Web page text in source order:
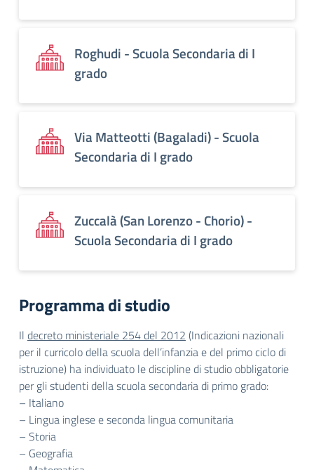
Roghudi - Scuola Secondaria di I
grado
Via Matteotti (Bagaladi) - Scuola
Secondaria di I grado
Zuccalà (San Lorenzo - Chorio) -
Scuola Secondaria di I grado
Programma di studio
Il decreto ministeriale 254 del 2012 (Indicazioni nazionali
per il curricolo della scuola dell’infanzia e del primo ciclo di
istruzione) ha individuato le discipline di studio obbligatorie
per gli studenti della scuola secondaria di primo grado:
– Italiano
– Lingua inglese e seconda lingua comunitaria
– Storia
– Geografia